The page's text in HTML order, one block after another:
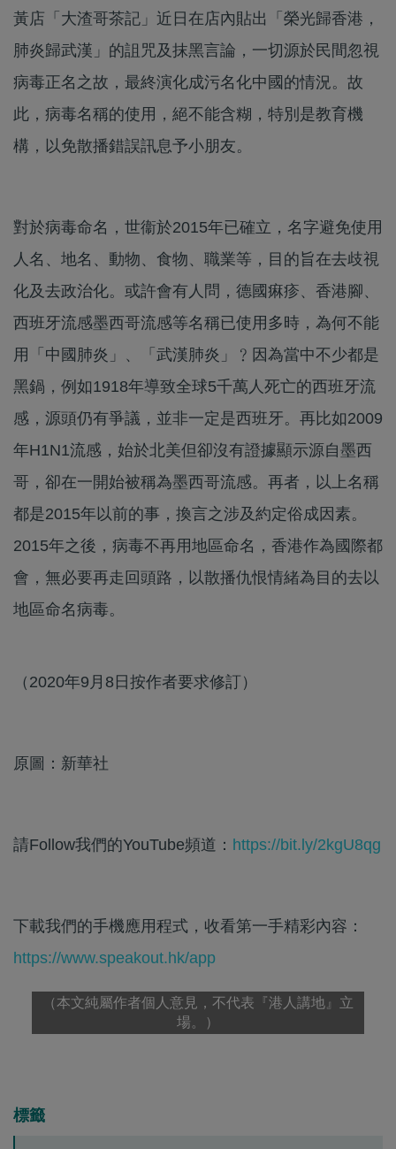
黃店「大渣哥茶記」近日在店內貼出「榮光歸香港，
肺炎歸武漢」的詛咒及抹黑言論，一切源於民間忽視
病毒正名之故，最終演化成污名化中國的情況。故
此，病毒名稱的使用，絕不能含糊，特別是教育機
構，以免散播錯誤訊息予小朋友。
對於病毒命名，世衞於2015年已確立，名字避免使用
人名、地名、動物、食物、職業等，目的旨在去歧視
化及去政治化。或許會有人問，德國痳疹、香港腳、
西班牙流感墨西哥流感等名稱已使用多時，為何不能
用「中國肺炎」、「武漢肺炎」﹖因為當中不少都是
黑鍋，例如1918年導致全球5千萬人死亡的西班牙流
感，源頭仍有爭議，並非一定是西班牙。再比如2009
年H1N1流感，始於北美但卻沒有證據顯示源自墨西
哥，卻在一開始被稱為墨西哥流感。再者，以上名稱
都是2015年以前的事，換言之涉及約定俗成因素。
2015年之後，病毒不再用地區命名，香港作為國際都
會，無必要再走回頭路，以散播仇恨情緒為目的去以
地區命名病毒。
（2020年9月8日按作者要求修訂）
原圖：新華社
請Follow我們的YouTube頻道： https://bit.ly/2kgU8qg
下載我們的手機應用程式，收看第一手精彩內容：
https://www.speakout.hk/app
（本文純屬作者個人意見，不代表『港人講地』立
場。）
標籤